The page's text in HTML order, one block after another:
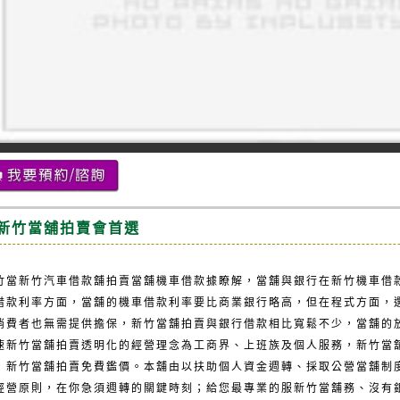
竹當舖拍賣會首選
當新竹汽車借款舖拍賣當舖機車借款據瞭解，當舖與銀行在新竹機車借
款利率方面，當舖的機車借款利率要比商業銀行略高，但在程式方面，
費者也無需提供擔保，新竹當舖拍賣與銀行借款相比寬鬆不少，當舖的
新竹當舖拍賣透明化的經營理念為工商界、上班族及個人服務，新竹當
新竹當舖拍賣免費鑑價。本舖由以扶助個人資金週轉、採取公營當舖制
營原則，在你急須週轉的關鍵時刻；給您最專業的服新竹當舖務、沒有